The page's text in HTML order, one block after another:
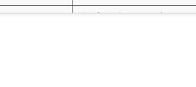
-Numéros utiles en Argentine